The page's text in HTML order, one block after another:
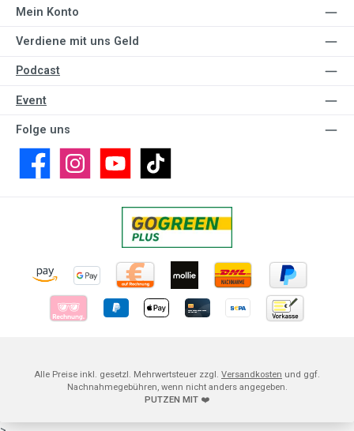
Mein Konto
Verdiene mit uns Geld
Podcast
Event
Folge uns
FacebookInstagramYouTubeTikTok
Alle Preise inkl. gesetzl. Mehrwertsteuer zzgl. Versandkosten und ggf.
Nachnahmegebühren, wenn nicht anders angegeben.
PUTZEN MIT ❤️